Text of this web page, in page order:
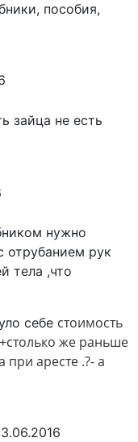
пособия,
зайца не есть
нужно
отрубанием рук
тела ,что
себе стоимость
же раньше
при аресте .?- а